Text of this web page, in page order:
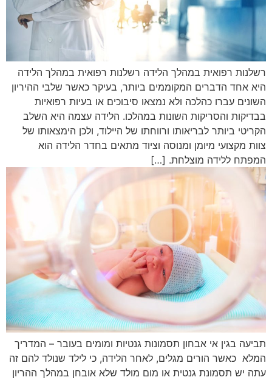
רשלנות רפואית במהלך הלידה רשלנות רפואית במהלך הלידה
היא אחד הדברים המקוממים ביותר, בעיקר כאשר שלבי ההיריון
השונים עברו כהלכה ולא נמצאו סיבוכים או בעיות רפואיות
בבדיקות והסריקות השונות במהלכו. הלידה עצמה היא השלב
הקריטי ביותר לבריאותו ורווחתו של היילוד, ולכן הימצאותו של
צוות מקצועי מיומן ומנוסה וציוד מתאים בחדר הלידה הוא
המפתח ללידה מוצלחת. […]
תביעה בגין אי אבחון תסמונות גנטיות ומומים בעובר – המדריך
המלא כאשר הורים מגלים, לאחר הלידה, כי לילד שנולד להם זה
עתה יש תסמונת גנטית או מום מולד שלא אובחן במהלך ההריון